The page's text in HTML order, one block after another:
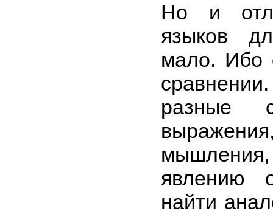
Но и
языков
мало. Ибо
разные
явлению
найти